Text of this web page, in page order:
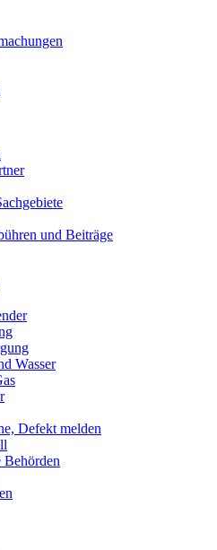
und Beiträge
Wasser
Defekt melden